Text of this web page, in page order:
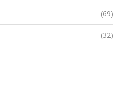
(69)
(32)